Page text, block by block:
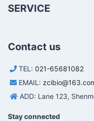
SERVICE
Contact us
TEL: 021-65681082
EMAIL:
ADD: Lane 123,
Stay connected